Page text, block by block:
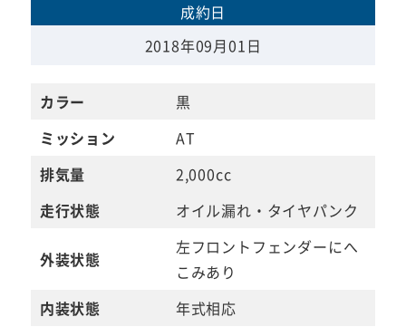
成約日
2018年09月01日
カラー
黒
ミッション
AT
排気量
2,000cc
走行状態
オイル漏れ・タイヤパンク
外装状態
左フロントフェンダーにへ
こみあり
内装状態
年式相応